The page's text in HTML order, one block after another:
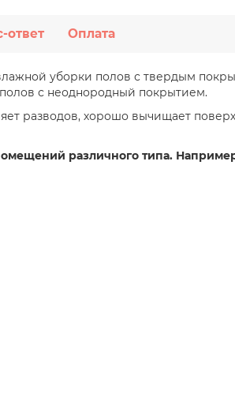
ответ Оплата
уборки полов с твердым
с неоднородный покрытием.
разводов, хорошо вычищает
различного типа.